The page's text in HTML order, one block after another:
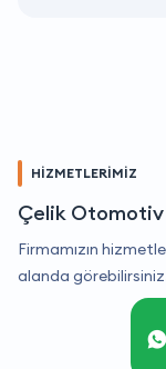
HİZMETLERİMİZ
Çelik
Firmamızın
alanda